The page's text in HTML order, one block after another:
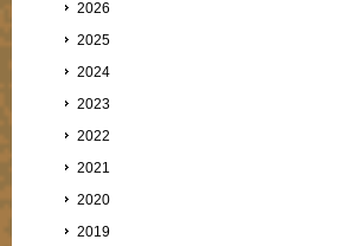
2026
2025
2024
2023
2022
2021
2020
2019